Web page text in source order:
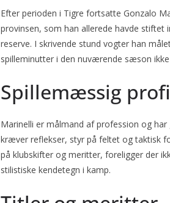
Efter perioden i Tigre fortsatte Gonzalo
provinsen, som han allerede havde stiftet
reserve. I skrivende stund vogter han
spilleminutter i den nuværende sæson
Spillemæssig
Marinelli er målmand af profession og
kræver reflekser, styr på feltet og taktisk
på klubskifter og meritter, foreligger der
stilistiske kendetegn i kamp.